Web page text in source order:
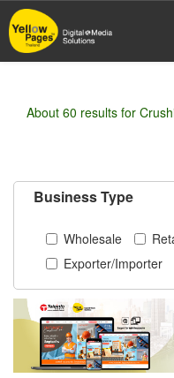
Skip
to
main
About 60 results for
Business Type
Wholesale
Exporter/Importer